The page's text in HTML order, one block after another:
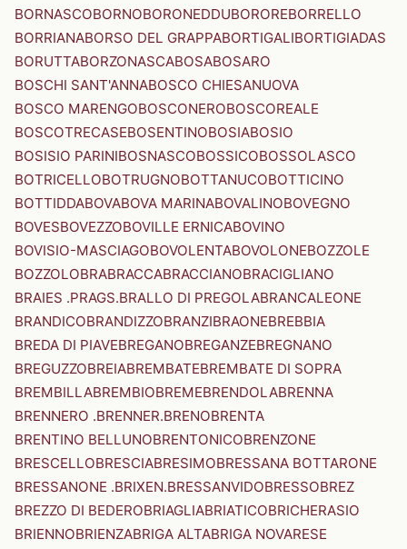
BORNASCOBORNOBORONEDDUBOROREBORRELLO
BORRIANABORSO DEL GRAPPABORTIGALIBORTIGIADAS
BORUTTABORZONASCABOSABOSARO
BOSCHI SANT'ANNABOSCO CHIESANUOVA
BOSCO MARENGOBOSCONEROBOSCOREALE
BOSCOTRECASEBOSENTINOBOSIABOSIO
BOSISIO PARINIBOSNASCOBOSSICOBOSSOLASCO
BOTRICELLOBOTRUGNOBOTTANUCOBOTTICINO
BOTTIDDABOVABOVA MARINABOVALINOBOVEGNO
BOVESBOVEZZOBOVILLE ERNICABOVINO
BOVISIO-MASCIAGOBOVOLENTABOVOLONEBOZZOLE
BOZZOLOBRABRACCABRACCIANOBRACIGLIANO
BRAIES .PRAGS.BRALLO DI PREGOLABRANCALEONE
BRANDICOBRANDIZZOBRANZIBRAONEBREBBIA
BREDA DI PIAVEBREGANOBREGANZEBREGNANO
BREGUZZOBREIABREMBATEBREMBATE DI SOPRA
BREMBILLABREMBIOBREMEBRENDOLABRENNA
BRENNERO .BRENNER.BRENOBRENTA
BRENTINO BELLUNOBRENTONICOBRENZONE
BRESCELLOBRESCIABRESIMOBRESSANA BOTTARONE
BRESSANONE .BRIXEN.BRESSANVIDOBRESSOBREZ
BREZZO DI BEDEROBRIAGLIABRIATICOBRICHERASIO
BRIENNOBRIENZABRIGA ALTABRIGA NOVARESE